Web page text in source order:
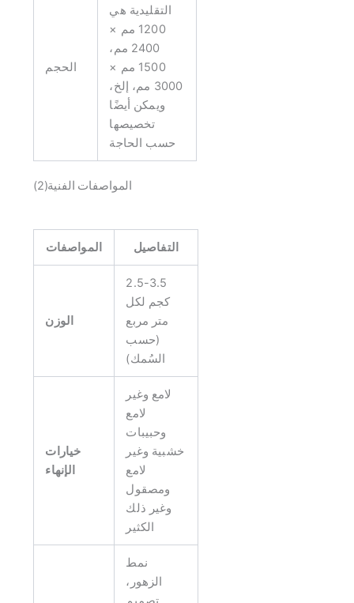
الحجم
التقليدية هي
1200 مم ×
2400 مم،
1500 مم ×
3000 مم، إلخ،
ويمكن أيضًا
تخصيصها
حسب الحاجة
المواصفات الفنية(2)
المواصفات التفاصيل
الوزن
2.5-3.5
كجم لكل
متر مربع
(حسب
السُمك)
خيارات
الإنهاء
لامع وغير
لامع
وحبيبات
خشبية وغير
لامع
ومصقول
وغير ذلك
الكثير
نمط
الزهور،